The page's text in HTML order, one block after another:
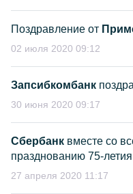
Поздравление от
02 июля 2020 09:12
Запсибкомбанк
30 июня 2020 09:17
Сбербанк вместе со
празднованию 75-
27 апреля 2020 11:17